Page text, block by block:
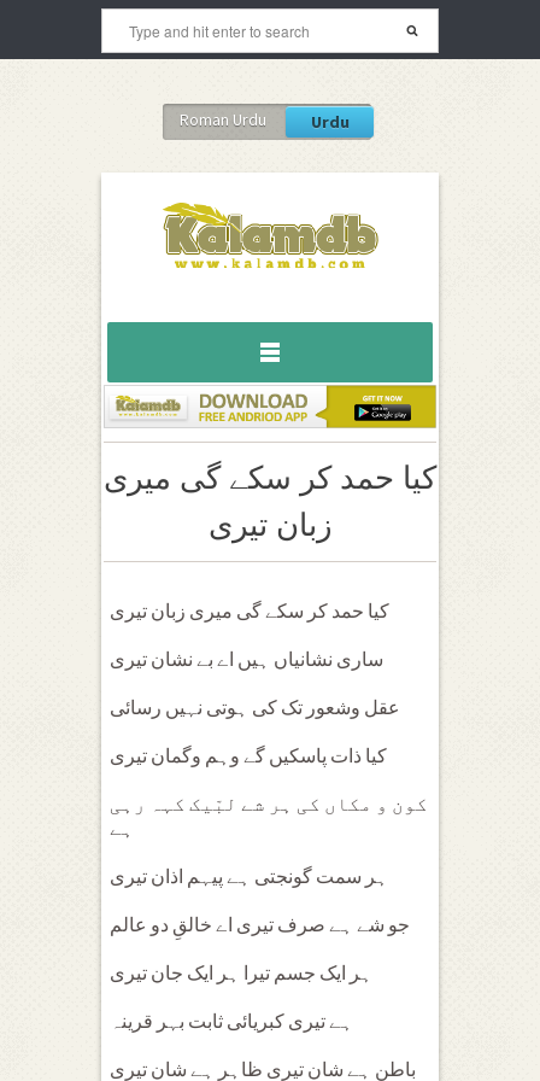
Roman Urdu Urdu
کیا حمد کر سکے گی میری
زبان تیری
کیا حمد کر سکے گی میری زبان تیری
ساری نشانیاں ہیں اے بے نشان تیری
عقل وشعور تک کی ہوتی نہیں رسائی
کیا ذات پاسکیں گے وہم وگمان تیری
کون و مکاں کی ہر شے لبّیک کہہ رہی
ہے
ہر سمت گونجتی ہے پیہم اذان تیری
جو شے ہے صرف تیری اے خالقِ دو عالم
ہر ایک جسم تیرا ہر ایک جان تیری
ہے تیری کبریائی ثابت بہر قرینہ
باطن ہے شان تیری ظاہر ہے شان تیری